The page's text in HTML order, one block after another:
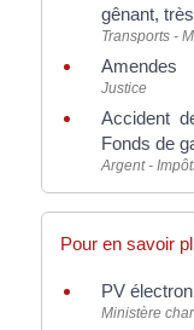
gênant,
Transports -
Amendes
Justice
Accident
Fonds de
Argent -
Pour en savoir
PV
Ministère